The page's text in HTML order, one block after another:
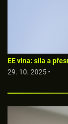
EE vlna: síla a
29. 10. 2025 •